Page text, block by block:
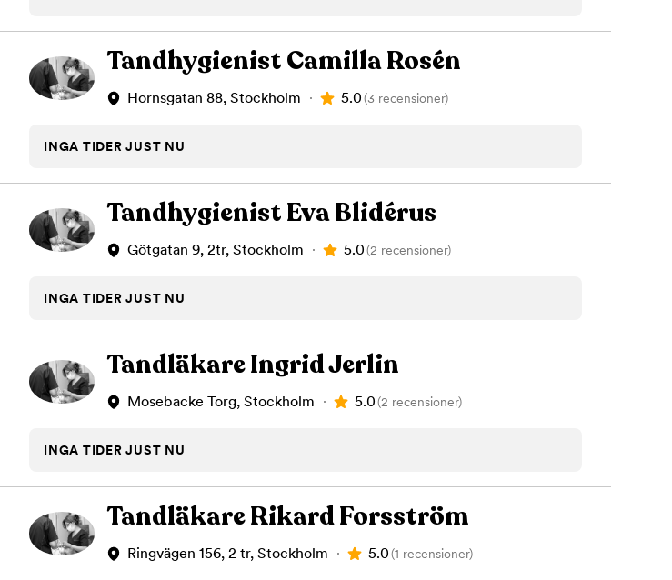
Rensa Spara
Rensa
Visar kliniker med flest omdömen först
Tandhygienist Camilla Rosén
Hornsgatan 88, Stockholm 5.0(3 recensioner)
INGA TIDER JUST NU
Tandhygienist Eva Blidérus
Götgatan 9, 2tr, Stockholm 5.0(2 recensioner)
INGA TIDER JUST NU
Tandläkare Ingrid Jerlin
Mosebacke Torg, Stockholm 5.0(2 recensioner)
INGA TIDER JUST NU
Tandläkare Rikard Forsström
Ringvägen 156, 2 tr, Stockholm 5.0(1 recensioner)